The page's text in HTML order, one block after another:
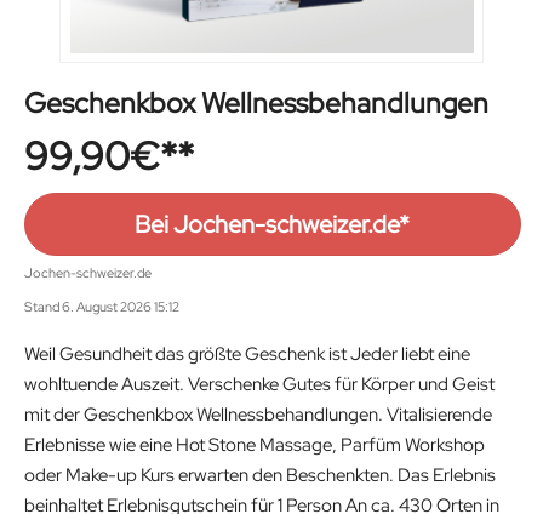
Geschenkbox Wellnessbehandlungen
99,90€
Bei Jochen-schweizer.de*
Jochen-schweizer.de
Stand 6. August 2026 15:12
Weil Gesundheit das größte Geschenk ist Jeder liebt eine
wohltuende Auszeit. Verschenke Gutes für Körper und Geist
mit der Geschenkbox Wellnessbehandlungen. Vitalisierende
Erlebnisse wie eine Hot Stone Massage, Parfüm Workshop
oder Make-up Kurs erwarten den Beschenkten. Das Erlebnis
beinhaltet Erlebnisgutschein für 1 Person An ca. 430 Orten in